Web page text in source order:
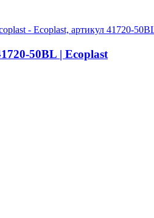
50BL | Ecoplast